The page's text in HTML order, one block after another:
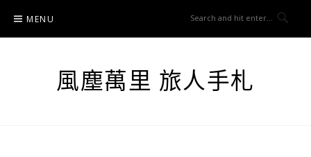
content
MENU
風塵萬里 旅人手札